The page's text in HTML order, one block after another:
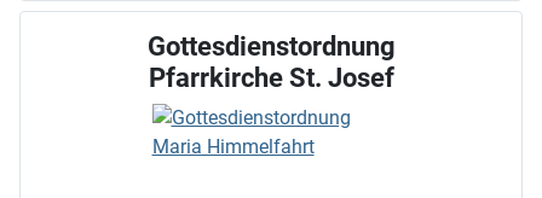
Gottesdienstordnung
Pfarrkirche St. Josef